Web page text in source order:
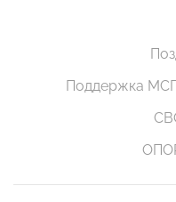
Поддержка